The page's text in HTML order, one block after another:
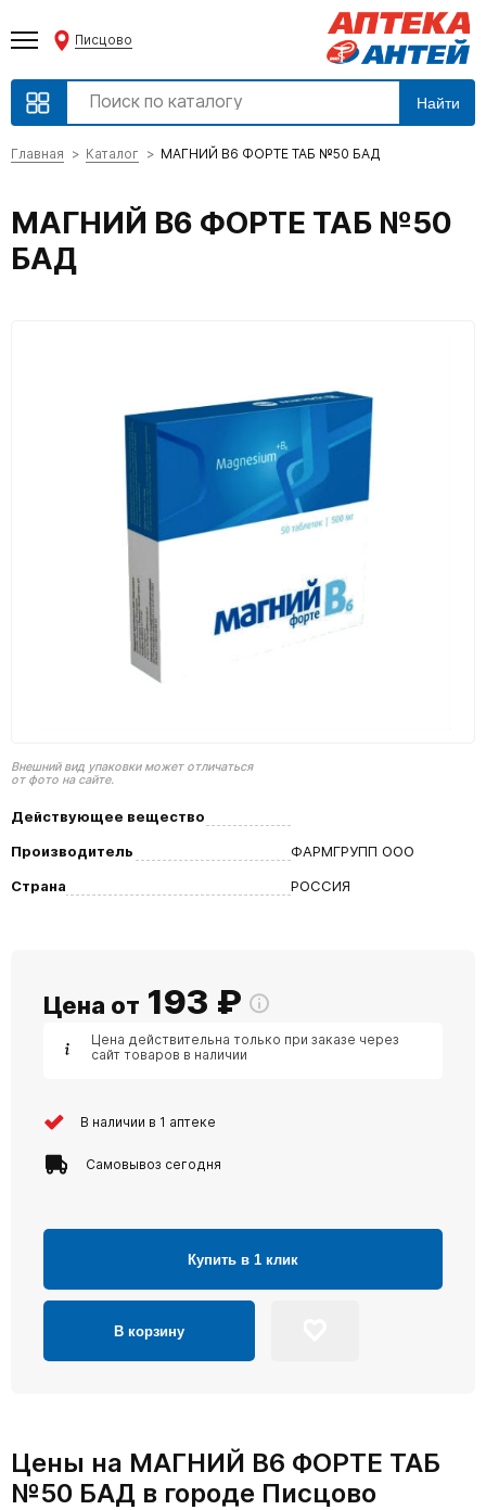
Писцово
Найти
Главная Каталог МАГНИЙ В6 ФОРТЕ ТАБ №50 БАД
МАГНИЙ В6 ФОРТЕ ТАБ №50
БАД
Внешний вид упаковки может отличаться
от фото на сайте.
Действующее вещество
Производитель
ФАРМГРУПП ООО
Страна
РОССИЯ
Цена от 193 ₽
Цена действительна только при заказе через
сайт товаров в наличии
В наличии в 1 аптеке
Самовывоз сегодня
Купить в 1 клик
В корзину
Цены на МАГНИЙ В6 ФОРТЕ ТАБ
№50 БАД в городе Писцово